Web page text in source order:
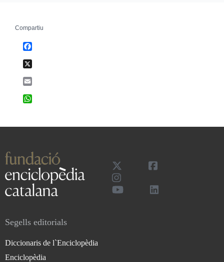
Compartiu
Segells editorials
Diccionaris de l`Enciclopèdia
Enciclopèdia